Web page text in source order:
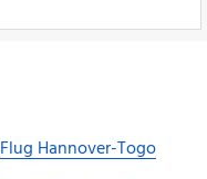
Flug Hannover-Togo